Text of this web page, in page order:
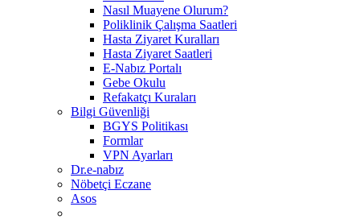
Nasıl Muayene Olurum?
Poliklinik Çalışma Saatleri
Hasta Ziyaret Kuralları
Hasta Ziyaret Saatleri
E-Nabız Portalı
Gebe Okulu
Refakatçı Kuraları
Bilgi Güvenliği
BGYS Politikası
Formlar
VPN Ayarları
Dr.e-nabız
Nöbetçi Eczane
Asos